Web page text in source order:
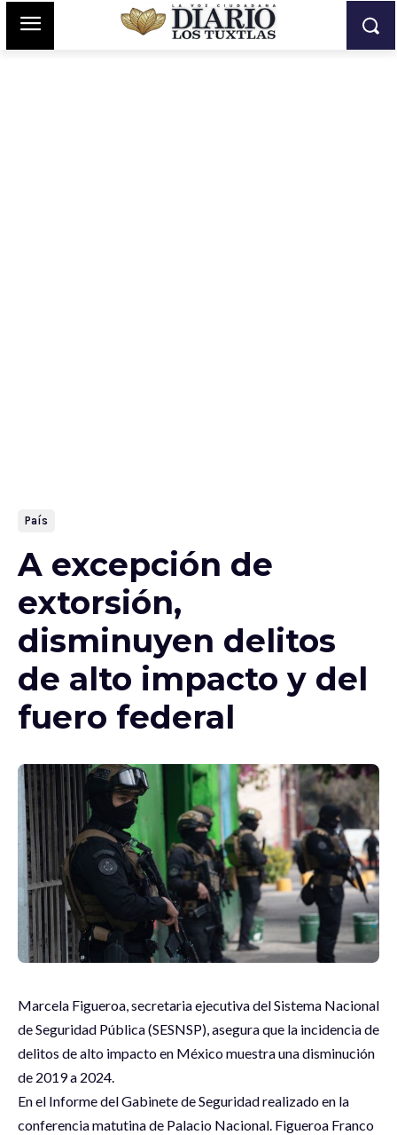
País
A excepción de
extorsión,
disminuyen delitos
de alto impacto y del
fuero federal
Marcela Figueroa, secretaria ejecutiva del Sistema Nacional
de Seguridad Pública (SESNSP), asegura que la incidencia de
delitos de alto impacto en México muestra una disminución
de 2019 a 2024.
En el Informe del Gabinete de Seguridad realizado en la
conferencia matutina de Palacio Nacional. Figueroa Franco